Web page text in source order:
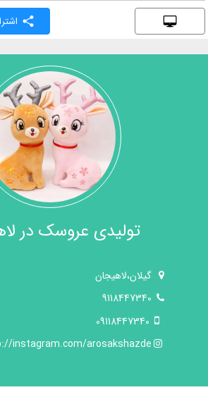
تولیدی عروسک در
گیلان،لاهیجان
9118447340
09118447340
instagram.com/arosakshazde